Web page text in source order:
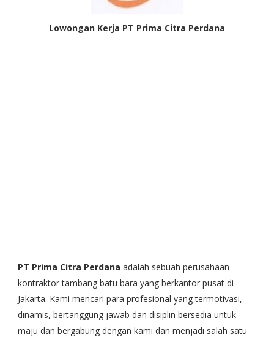
Lowongan Kerja PT Prima Citra Perdana
PT Prima Citra Perdana adalah sebuah perusahaan
kontraktor tambang batu bara yang berkantor pusat di
Jakarta. Kami mencari para profesional yang termotivasi,
dinamis, bertanggung jawab dan disiplin bersedia untuk
maju dan bergabung dengan kami dan menjadi salah satu